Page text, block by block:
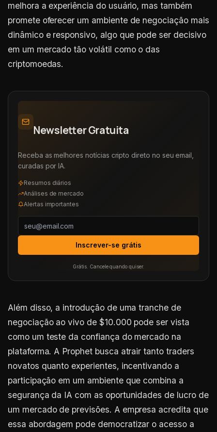
melhora a experiência do usuário, mas também
promete oferecer um ambiente de negociação mais
dinâmico e responsivo, algo que pode ser decisivo
em um mercado tão volátil como o das
criptomoedas.
Newsletter Gratuita
Receba as melhores notícias cripto direto no seu email,
curadas por IA.
Resumos diários
Análises de mercado
Alertas importantes
Inscrever-se grátis
Grátis. Cancele quando quiser.
Além disso, a introdução de uma tranche de
negociação ao vivo de $10.000 pode ser vista
como um teste da confiança do mercado na
plataforma. A Prophet busca atrair tanto traders
novatos quanto experientes, incentivando a
participação em um ambiente que combina a
segurança da IA com as oportunidades de lucro de
um mercado de previsões. A empresa acredita que
essa abordagem pode democratizar o acesso a